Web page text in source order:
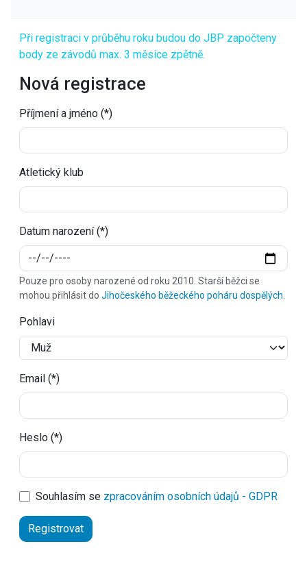
Při registraci v průběhu roku budou do JBP započteny
body ze závodů max. 3 měsíce zpětně.
Nová registrace
Příjmení a jméno (*)
Atletický klub
Datum narození (*)
Pouze pro osoby narozené od roku 2010. Starší běžci se
mohou přihlásit do Jihočeského běžeckého poháru dospělých
Pohlavi
Email (*)
Heslo (*)
Souhlasím se zpracováním osobních údajů - GDPR
Registrovat